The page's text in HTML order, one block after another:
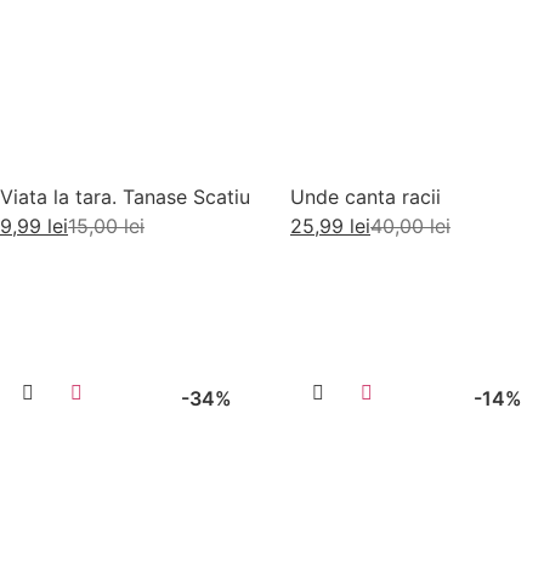
Viata la tara. Tanase Scatiu
15,00lei
9,99 lei
Unde canta racii
40,00lei
25,99 lei
-34% -14%